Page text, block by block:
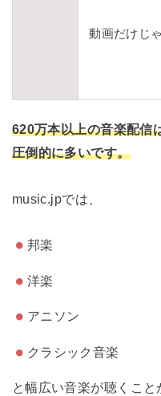
動画だけじ
620万本以上の音楽配信
圧倒的に多いです。
music.jpでは、
邦楽
洋楽
アニソン
クラシック音楽
と幅広い音楽が聴くこと